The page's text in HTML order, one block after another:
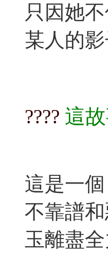
只因她
某人的
????​​​ 這
這是一
不靠譜
玉離盡